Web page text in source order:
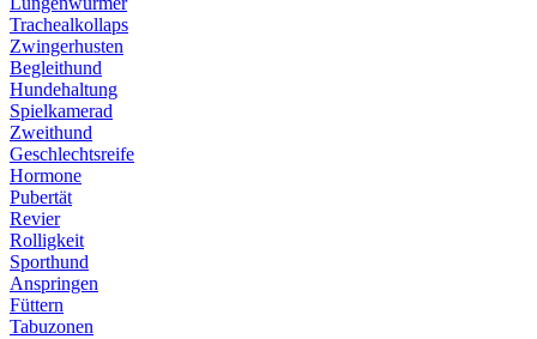
Trachealkollaps
Zwingerhusten
Begleithund
Hundehaltung
Spielkamerad
Zweithund
Geschlechtsreife
Hormone
Pubertät
Revier
Rolligkeit
Sporthund
Anspringen
Füttern
Tabuzonen